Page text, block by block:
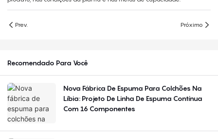
Prev. Próximo
Recomendado Para Você
Nova Fábrica De Espuma Para Colchões Na
Líbia: Projeto De Linha De Espuma Contínua
Com 16 Componentes